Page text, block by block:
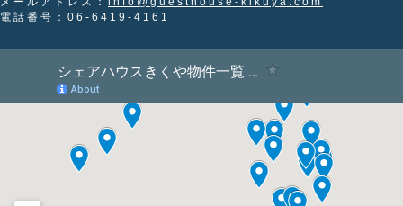
電話番号： 06-6419-4161